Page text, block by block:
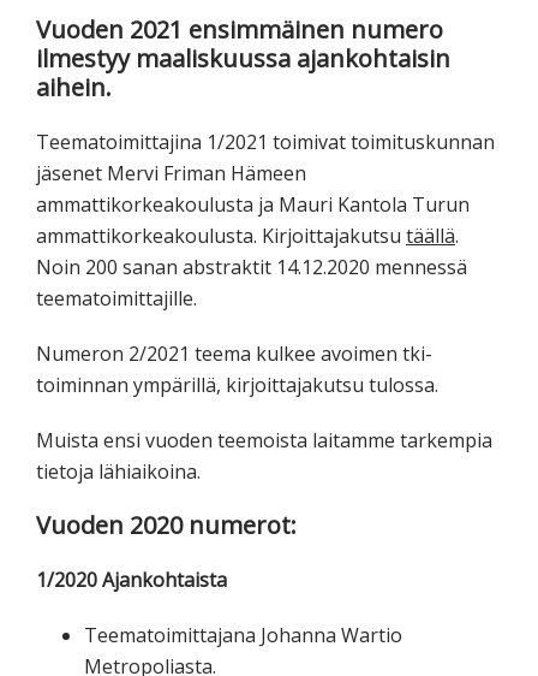
koskevasta
tutkimuksesta
kaikille
Vuoden 2021 ensimmäinen numero
ilmestyy maaliskuussa ajankohtaisin
aihein.
Teematoimittajina 1/2021 toimivat toimituskunnan
jäsenet Mervi Friman Hämeen
ammattikorkeakoulusta ja Mauri Kantola Turun
ammattikorkeakoulusta. Kirjoittajakutsu täällä.
Noin 200 sanan abstraktit 14.12.2020 mennessä
teematoimittajille.
Numeron 2/2021 teema kulkee avoimen tki-
toiminnan ympärillä, kirjoittajakutsu tulossa.
Muista ensi vuoden teemoista laitamme tarkempia
tietoja lähiaikoina.
Vuoden 2020 numerot:
1/2020 Ajankohtaista
Teematoimittajana Johanna Wartio
Metropoliasta.